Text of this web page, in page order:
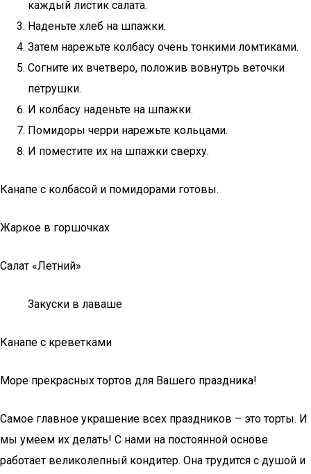
каждый листик салата.
Наденьте хлеб на шпажки.
Затем нарежьте колбасу очень тонкими ломтиками.
Согните их вчетверо, положив вовнутрь веточки
петрушки.
И колбасу наденьте на шпажки.
Помидоры черри нарежьте кольцами.
И поместите их на шпажки сверху.
Канапе с колбасой и помидорами готовы.
Жаркое в горшочках
Салат «Летний»
Закуски в лаваше
Канапе с креветками
Море прекрасных тортов для Вашего праздника!
Самое главное украшение всех праздников – это торты. И
мы умеем их делать! С нами на постоянной основе
работает великолепный кондитер. Она трудится с душой и